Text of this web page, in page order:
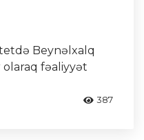
Beynəlxalq
fəaliyyət
387